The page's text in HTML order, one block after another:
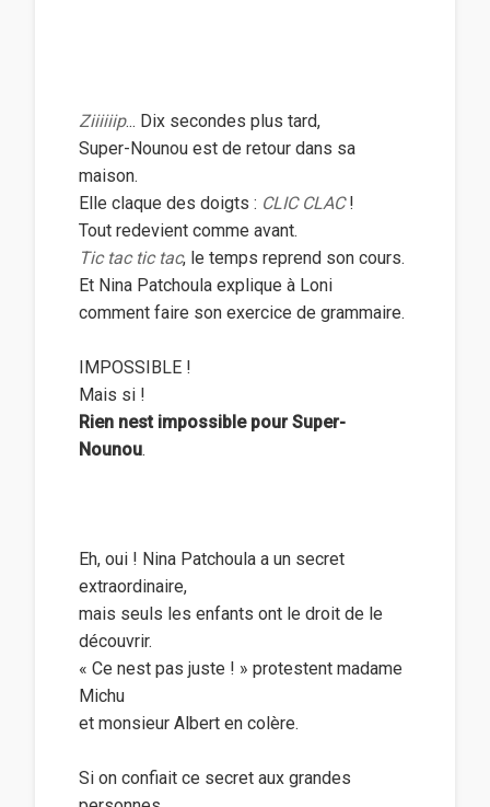
Ziiiiiip... Dix secondes plus tard,
Super-Nounou est de retour dans sa
maison.
Elle claque des doigts : CLIC CLAC!
Tout redevient comme avant.
Tic tac tic tac, le temps reprend son cours.
Et Nina Patchoula explique à Loni
comment faire son exercice de grammaire.
IMPOSSIBLE !
Mais si !
Rien nest impossible pour Super-
Nounou.
Eh, oui ! Nina Patchoula a un secret
extraordinaire,
mais seuls les enfants ont le droit de le
découvrir.
« Ce nest pas juste ! » protestent madame
Michu
et monsieur Albert en colère.
Si on confiait ce secret aux grandes